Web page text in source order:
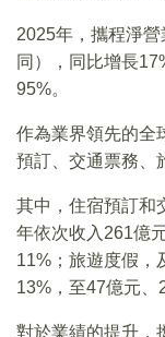
2025年，攜程淨
同），同比增長
95%。
作為業界領先的全
預訂、交通票務、
其中，住宿預訂和
年依次收入261億
11%；旅遊度假，
13%，至47億元、
對於業績的提升，